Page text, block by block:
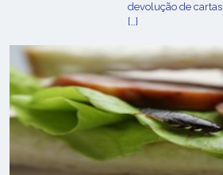
devolução de cartas
[…]